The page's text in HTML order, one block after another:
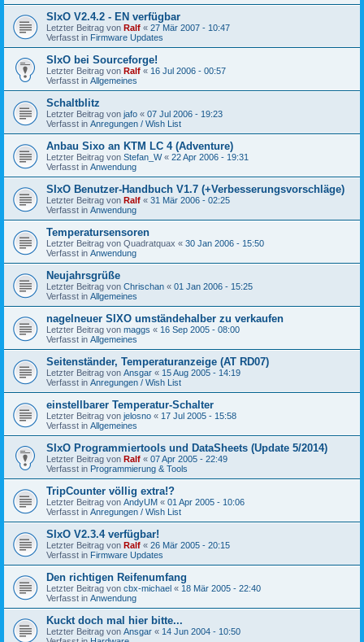
SIxO V2.4.2 - EN verfügbar
Letzter Beitrag von Ralf « 27 Mär 2007 - 10:47
Verfasst in Firmware Updates
SIxO bei Sourceforge!
Letzter Beitrag von Ralf « 16 Jul 2006 - 00:57
Verfasst in Allgemeines
Schaltblitz
Letzter Beitrag von jafo « 07 Jul 2006 - 19:23
Verfasst in Anregungen / Wish List
Anbau Sixo an KTM LC 4 (Adventure)
Letzter Beitrag von Stefan_W« 22 Apr 2006 - 19:31
Verfasst in Anwendung
SIxO Benutzer-Handbuch V1.7 (+Verbesserungsvorschläge)
Letzter Beitrag von Ralf « 31 Mär 2006 - 02:25
Verfasst in Anwendung
Temperatursensoren
Letzter Beitrag von Quadratquax « 30 Jan 2006 - 15:50
Verfasst in Anwendung
Neujahrsgrüße
Letzter Beitrag von Chrischan « 01 Jan 2006 - 15:25
Verfasst in Allgemeines
nagelneuer SIXO umständehalber zu verkaufen
Letzter Beitrag von maggs « 16 Sep 2005 - 08:00
Verfasst in Allgemeines
Seitenständer, Temperaturanzeige (AT RD07)
Letzter Beitrag von Ansgar « 15 Aug 2005 - 14:19
Verfasst in Anregungen / Wish List
einstellbarer Temperatur-Schalter
Letzter Beitrag von jelosno « 17 Jul 2005 - 15:58
Verfasst in Allgemeines
SIxO Programmiertools und DataSheets (Update 5/2014)
Letzter Beitrag von Ralf « 07 Apr 2005 - 22:49
Verfasst in Programmierung & Tools
TripCounter völlig extra!?
Letzter Beitrag von AndyUM « 01 Apr 2005 - 10:06
Verfasst in Anregungen / Wish List
SIxO V2.3.4 verfügbar!
Letzter Beitrag von Ralf « 26 Mär 2005 - 20:15
Verfasst in Firmware Updates
Den richtigen Reifenumfang
Letzter Beitrag von cbx-michael « 18 Mär 2005 - 22:40
Verfasst in Anwendung
Kuckt doch mal hier bitte...
Letzter Beitrag von Ansgar « 14 Jun 2004 - 10:50